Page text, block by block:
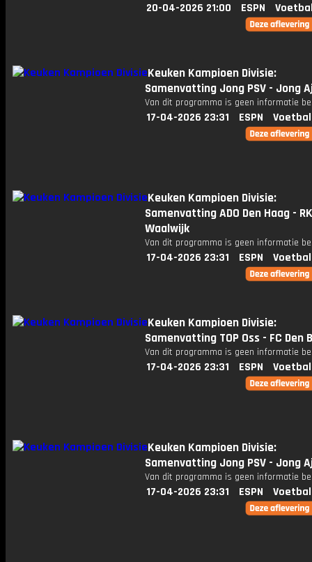
20-04-2026 21:00 ESPN
Keuken Kampioen Divisie:
Samenvatting Jong PSV - Jong
Van dit programma is geen informatie
17-04-2026 23:31 ESPN
Keuken Kampioen Divisie:
Samenvatting ADO Den Haag -
Waalwijk
Van dit programma is geen informatie
17-04-2026 23:31 ESPN
Keuken Kampioen Divisie:
Samenvatting TOP Oss - FC Den
Van dit programma is geen informatie
17-04-2026 23:31 ESPN
Keuken Kampioen Divisie:
Samenvatting Jong PSV - Jong
Van dit programma is geen informatie
17-04-2026 23:31 ESPN